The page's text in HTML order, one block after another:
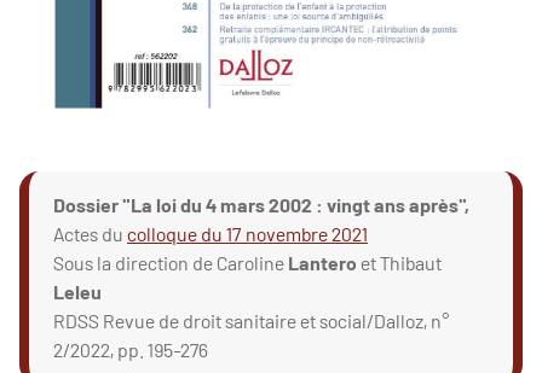
Dossier "La loi du 4 mars 2002 : vingt ans après",
Actes du colloque du 17 novembre 2021
Sous la direction de Caroline Lantero et Thibaut
Leleu
RDSS Revue de droit sanitaire et social/Dalloz, n°
2/2022, pp. 195-276